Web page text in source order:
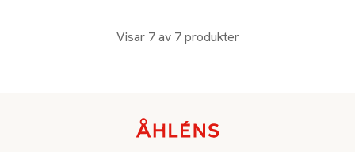
Visar 7 av 7 produkter